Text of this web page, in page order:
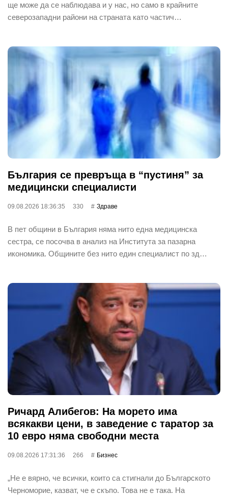
ще може да се наблюдава и у нас, но само в крайните
северозападни райони на страната като частич…
България се превръща в “пустиня” за
медицински специалисти
09.08.2026 18:36:35 330 Здраве
В пет общини в България няма нито една медицинска
сестра, се посочва в анализ на Института за пазарна
икономика. Общините без нито един специалист по зд…
Ричард Алибегов: На морето има
всякакви цени, в заведение с таратор за
10 евро няма свободни места
09.08.2026 17:31:36 266 Бизнес
„Не е вярно, че всички, които са стигнали до Българското
Черноморие, казват, че е скъпо. Това не е така. На